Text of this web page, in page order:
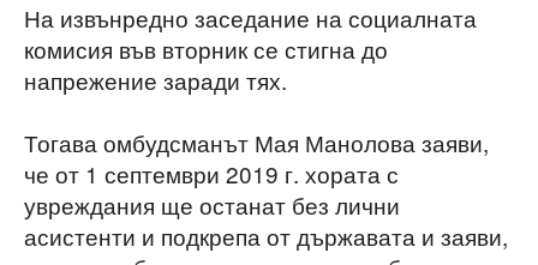
На извънредно заседание на социалната
комисия във вторник се стигна до
напрежение заради тях.
Тогава омбудсманът Мая Манолова заяви,
че от 1 септември 2019 г. хората с
увреждания ще останат без лични
асистенти и подкрепа от държавата и заяви,